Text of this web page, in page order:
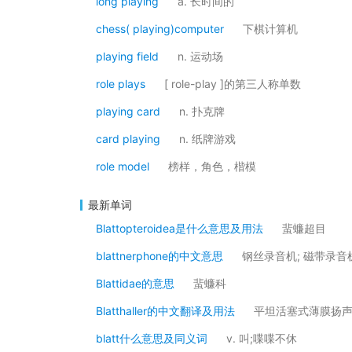
chess( playing)computer 下棋计算机
playing field n. 运动场
role plays [ role-play ]的第三人称单数
playing card n. 扑克牌
card playing n. 纸牌游戏
role model 榜样，角色，楷模
最新单词
Blattopteroidea是什么意思及用法
蜚蠊超目
blattnerphone的中文意思 钢丝录音机; 磁带录音
Blattidae的意思 蜚蠊科
Blatthaller的中文翻译及用法 平坦活塞式薄膜扬
blatt什么意思及同义词 v. 叫;喋喋不休